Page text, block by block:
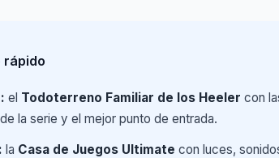
rápido
el Todoterreno Familiar de los Heeler con
la serie y el mejor punto de entrada.
la Casa de Juegos Ultimate con luces,